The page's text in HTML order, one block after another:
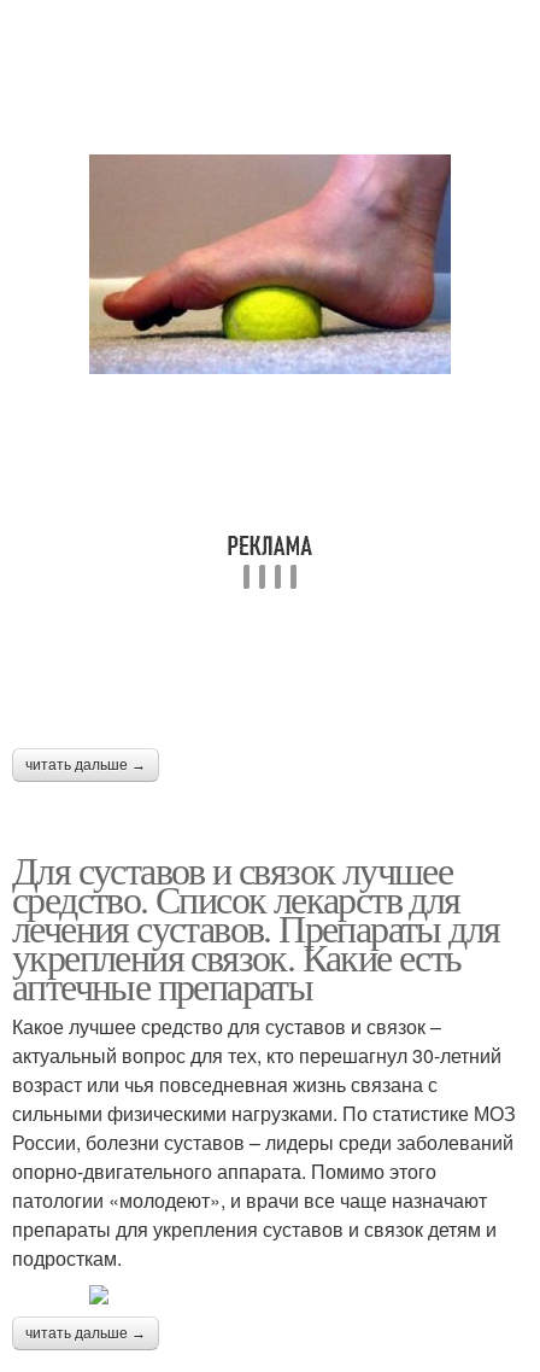
читать дальше →
Для суставов и связок лучшее
средство. Список лекарств для
лечения суставов. Препараты для
укрепления связок. Какие есть
аптечные препараты
Какое лучшее средство для суставов и связок –
актуальный вопрос для тех, кто перешагнул 30-летний
возраст или чья повседневная жизнь связана с
сильными физическими нагрузками. По статистике МОЗ
России, болезни суставов – лидеры среди заболеваний
опорно-двигательного аппарата. Помимо этого
патологии «молодеют», и врачи все чаще назначают
препараты для укрепления суставов и связок детям и
подросткам.
читать дальше →